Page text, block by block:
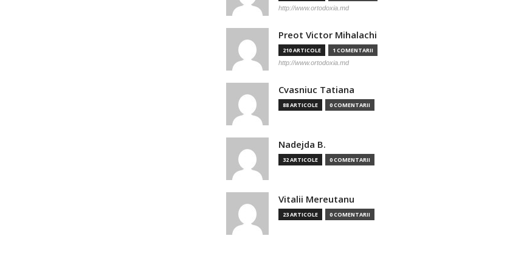
http://www.ortodoxia.md
Preot Victor Mihalachi
210 ARTICOLE 1 COMENTARII
http://www.ortodoxia.md
Cvasniuc Tatiana
88 ARTICOLE 0 COMENTARII
Nadejda B.
32 ARTICOLE 0 COMENTARII
Vitalii Mereutanu
23 ARTICOLE 0 COMENTARII